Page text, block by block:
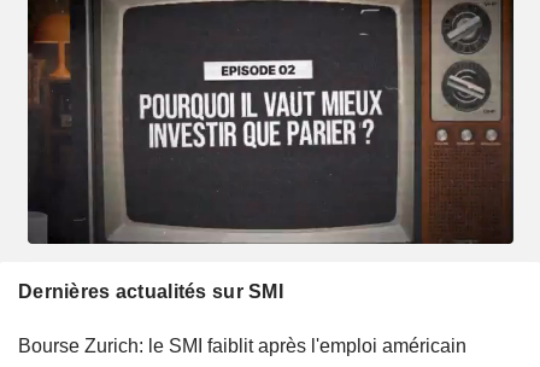
Dernières actualités sur SMI
Bourse Zurich: le SMI faiblit après l'emploi américain